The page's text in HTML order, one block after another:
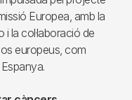
Europea, amb la
i la col·laboració de
europeus, com